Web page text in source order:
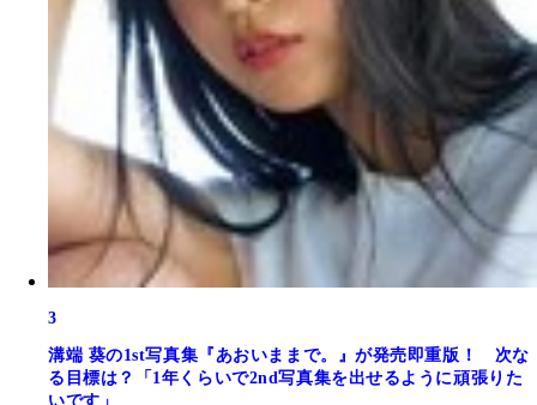
3
溝端 葵の1st写真集『あおいままで。』が発売即重版！ 次な
る目標は？「1年くらいで2nd写真集を出せるように頑張りた
いです」